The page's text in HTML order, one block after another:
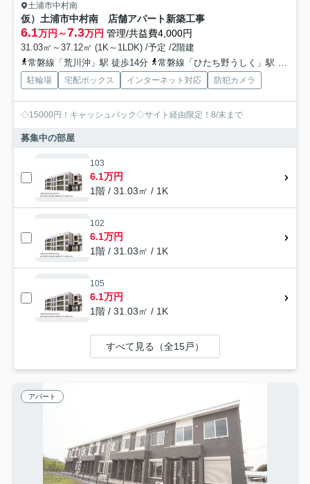
土浦市中村南
仮）土浦市中村南 店舗アパート新築工事
6.1万円～7.3万円 管理/共益費4,000円
31.03㎡～37.12㎡ (1K～1LDK) /予定 /2階建
常磐線「荒川沖」駅 徒歩14分
常磐線「ひたち野うしく」駅 徒歩47分
駐輪場 宅配ボックス インターネット対応 防犯カメラ
◇15000円！キャッシュバック◇サイト経由限定！8/末まで
募集中の部屋
103
6.1万円
1階 / 31.03㎡ / 1K
102
6.1万円
1階 / 31.03㎡ / 1K
105
6.1万円
1階 / 31.03㎡ / 1K
すべて見る（全15戸）
アパート